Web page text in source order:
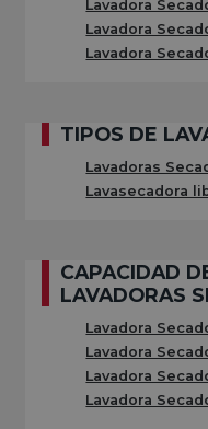
tipo de dispositivos
con espacio
LAVADORA-
por las cuáles
Capacidad de una
Lavadora
Lavadora
Lavadora
TIPOS DE
Lavadoras
Lavasecadora
CAPACIDAD
LAVADORAS
Lavadora
Lavadora
Lavadora
Lavadora